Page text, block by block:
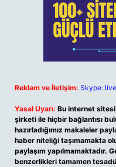
Reklam ve İletişim: Skype:
Yasal Uyarı: Bu internet
şirketi ile hiçbir bağlantısı
hazırladığımız makaleler
haber niteliği taşımamakta
paylaşım yapılmamaktadır.
benzerlikleri tamamen